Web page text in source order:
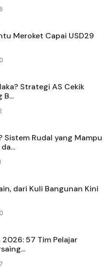
Meroket Capai USD29
Strategi AS Cekik
B...
Sistem Rudal yang Mampu
dari Kuli Bangunan Kini
57 Tim Pelajar